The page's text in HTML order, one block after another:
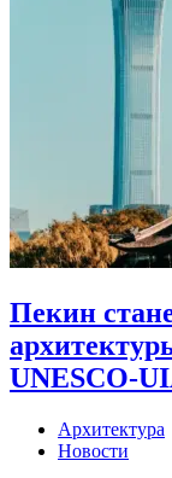
Пекин
UNESCO-
Архитектура
Новости